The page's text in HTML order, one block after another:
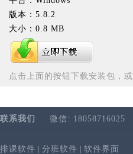
版本：5.8.2
大小：0.8 MB
点击上面的按钮下载安装包，
联系我们 微信: 18058716025
排课软件 分班软件 软件界面